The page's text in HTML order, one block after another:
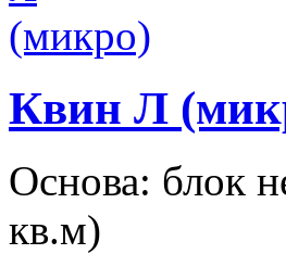
Квин Л
Основа: блок
кв.м)